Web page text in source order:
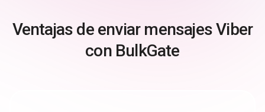
Ventajas de enviar mensajes Viber
con BulkGate